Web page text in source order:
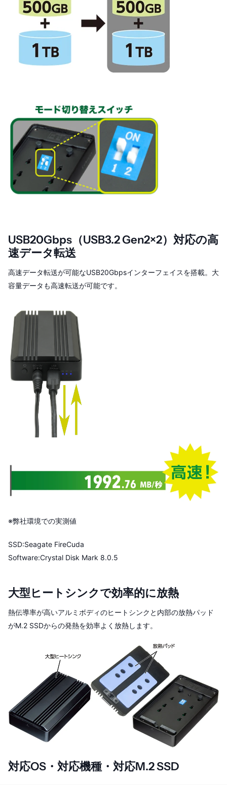
USB20Gbps（USB3.2 Gen2×2）対応の高
速データ転送
高速データ転送が可能なUSB20Gbpsインターフェイスを搭載。大
容量データも高速転送が可能です。
※弊社環境での実測値
SSD:Seagate FireCuda
Software:Crystal Disk Mark 8.0.5
大型ヒートシンクで効率的に放熱
熱伝導率が高いアルミボディのヒートシンクと内部の放熱パッド
がM.2 SSDからの発熱を効率よく放熱します。
対応OS・対応機種・対応M.2 SSD